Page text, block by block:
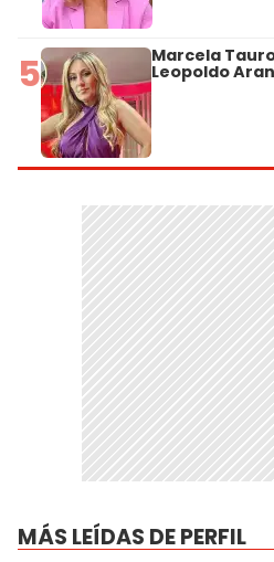
5 Marcela
Leopoldo
MÁS LEÍDAS DE PERFIL